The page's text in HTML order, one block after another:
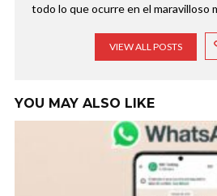
todo lo que ocurre en el maravilloso
VIEW ALL POSTS
YOU MAY ALSO LIKE